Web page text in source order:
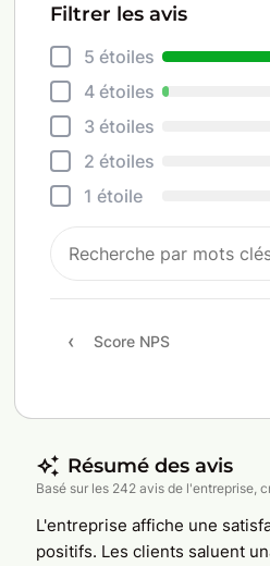
Filtrer les avis
5 étoiles
4 étoiles
3 étoiles
2 étoiles
1 étoile
Score NPS
Résumé des avis
Basé sur les 242 avis de l'entreprise,
L'entreprise affiche une
positifs. Les clients saluent